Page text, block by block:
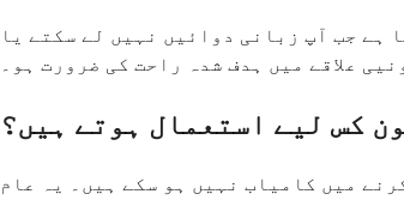
ہے جب آپ زبانی دوائیں نہیں لے سکتے یا
علاقے میں ہدف شدہ راحت کی ضرورت ہو۔
کس لیے استعمال ہوتے ہیں؟
میں کامیاب نہیں ہو سکے ہیں۔ یہ عام